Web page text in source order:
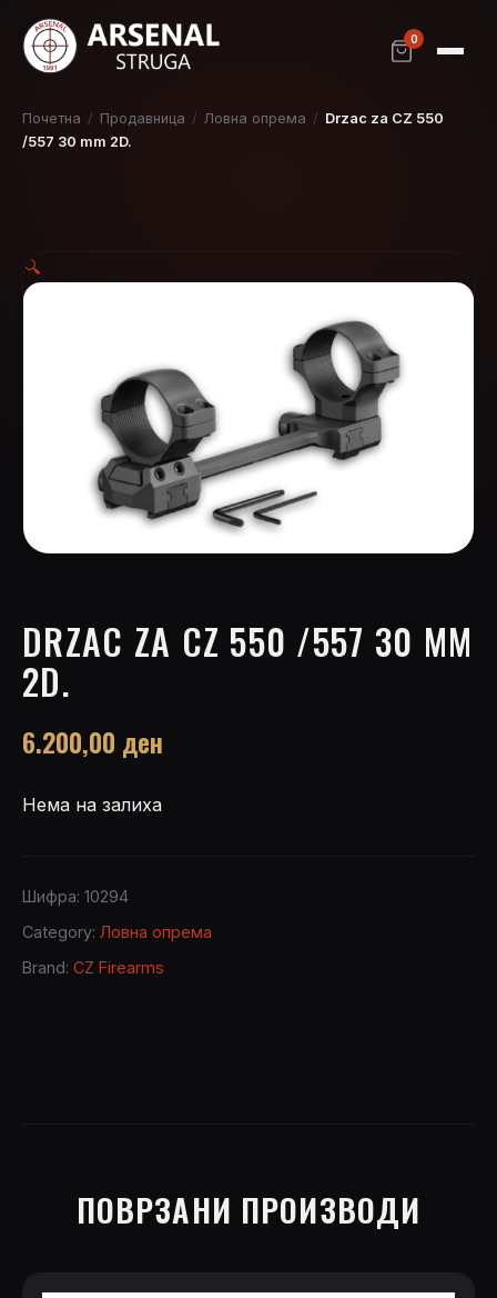
0
Почетна / Продавница / Ловна опрема / Drzac za CZ 550
/557 30 mm 2D.
🔍
DRZAC ZA CZ 550 /557 30 MM
2D.
6.200,00 ден
Нема на залиха
Шифра: 10294
Category: Ловна опрема
Brand: CZ Firearms
ПОВРЗАНИ ПРОИЗВОДИ